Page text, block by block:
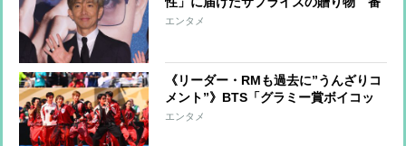
組企画で対面したファンが、夢と希望
エンタメ
《リーダー・RMも過去に”うんざりコ
メント”》BTS「グラミー賞ボイコッ
ト」が示す“韓国から世界へ”の覚悟
エンタメ